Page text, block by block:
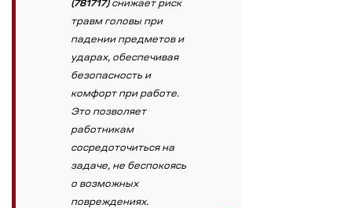
(781717)снижает риск
травм головы при
падении предметов и
ударах, обеспечивая
безопасность и
комфорт при работе.
Это позволяет
работникам
сосредоточиться на
задаче, не беспокоясь
о возможных
повреждениях.